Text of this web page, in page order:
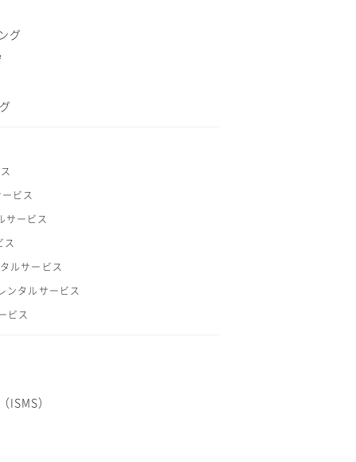
グ
ビス
サービス
ス
ルサービス
ンタルサービス
ビス
ISMS）